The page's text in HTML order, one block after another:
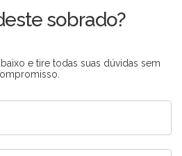
sobrado?
e tire todas suas dúvidas sem